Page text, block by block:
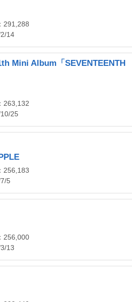
291,288
14
Mini Album「SEVENTEENTH
263,132
25
256,183
5
256,000
13